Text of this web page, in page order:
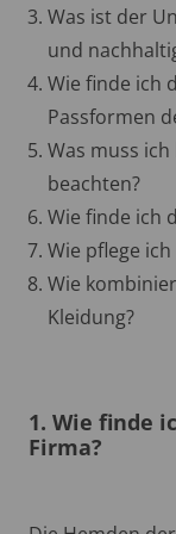
Was ist der
und
Wie finde ich
Passformen
Was muss
beachten?
Wie finde ich
Wie pflege
Wie
Kleidung?
1. Wie finde
Firma?